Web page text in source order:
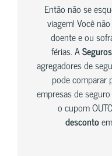
Então não se
viagem! Você
doente e ou
férias. A
agregadores de
pode comparar
empresas de
o cupom
desconto